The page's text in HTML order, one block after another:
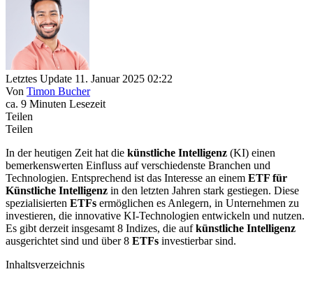
Letztes Update 11. Januar 2025 02:22
Von Timon Bucher
ca. 9 Minuten Lesezeit
Teilen
Teilen
In der heutigen Zeit hat die künstliche Intelligenz (KI) einen
bemerkenswerten Einfluss auf verschiedenste Branchen und
Technologien. Entsprechend ist das Interesse an einem ETF für
Künstliche Intelligenz in den letzten Jahren stark gestiegen. Diese
spezialisierten ETFs ermöglichen es Anlegern, in Unternehmen zu
investieren, die innovative KI-Technologien entwickeln und nutzen.
Es gibt derzeit insgesamt 8 Indizes, die aufkünstliche Intelligenz
ausgerichtet sind und über 8 ETFs investierbar sind.
Inhaltsverzeichnis